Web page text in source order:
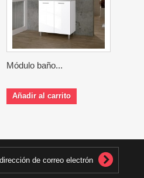
Módulo baño...
Añadir al carrito